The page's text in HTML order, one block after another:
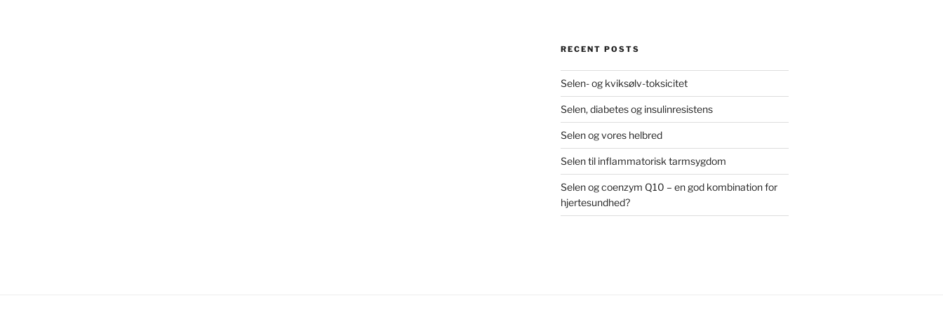
RECENT POSTS
Selen- og kviksølv-toksicitet
Selen, diabetes og insulinresistens
Selen og vores helbred
Selen til inflammatorisk tarmsygdom
Selen og coenzym Q10 – en god kombination for
hjertesundhed?